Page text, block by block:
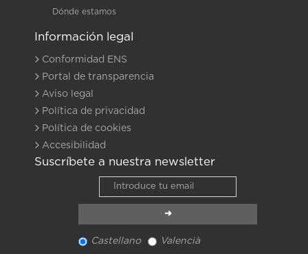
Dónde estamos
Información legal
Conformidad ENS
Portal de transparencia
Aviso legal
Política de privacidad
Política de cookies
Accesibilidad
Suscríbete a nuestra newsletter
Castellano Valencià